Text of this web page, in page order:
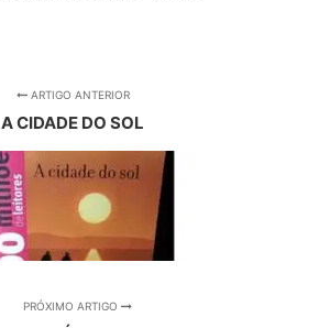
ARTIGO ANTERIOR
A CIDADE DO SOL
PRÓXIMO ARTIGO